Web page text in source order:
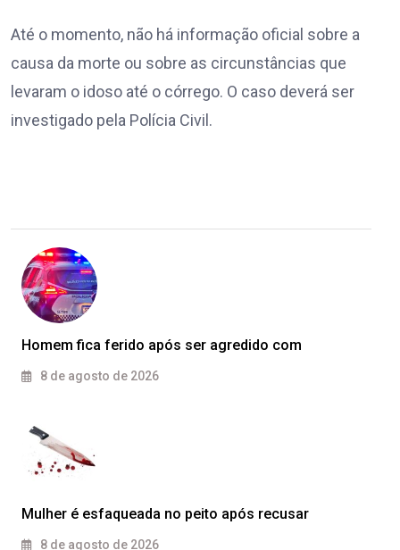
Até o momento, não há informação oficial sobre a
causa da morte ou sobre as circunstâncias que
levaram o idoso até o córrego. O caso deverá ser
investigado pela Polícia Civil.
Homem fica ferido após ser agredido com
8 de agosto de 2026
Mulher é esfaqueada no peito após recusar
8 de agosto de 2026